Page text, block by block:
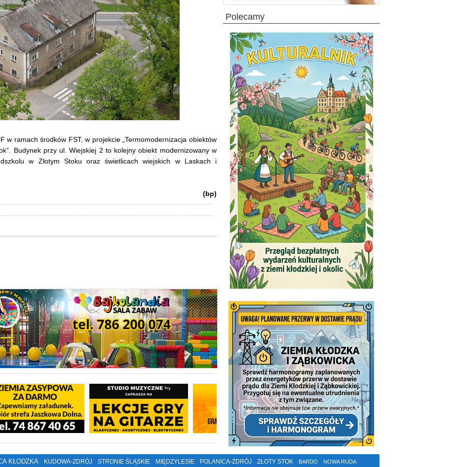
w ramach środków FST, w projekcie „Termomodernizacja obiektów
Budynek przy ul. Wiejskiej 2 to kolejny obiekt modernizowany w
w Złotym Stoku oraz świetlicach wiejskich w Laskach i
(bp)
polecamy
KŁODZKA KUDOWA-ZDRÓJ STRONIE ŚLĄSKIE MIĘDZYLESIE POLANICA-ZDRÓJ ZŁOTY STOK BARDO NOWA RUDA